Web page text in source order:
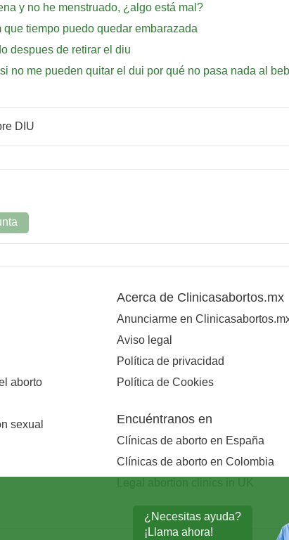
y no he menstruado, ¿algo está mal?
tiempo puedo quedar embarazada
despues de retirar el diu
no me pueden quitar el dui por qué no pasa nada al
DIU
¿Necesitas ayuda?
¡Llama ahora!
aborto
sexual
Acerca de Clinicasabortos.mx
Anunciarme en
Aviso legal
Política de privacidad
Política de Cookies
Encuéntranos en
Clínicas de aborto en España
Clínicas de aborto en Colombia